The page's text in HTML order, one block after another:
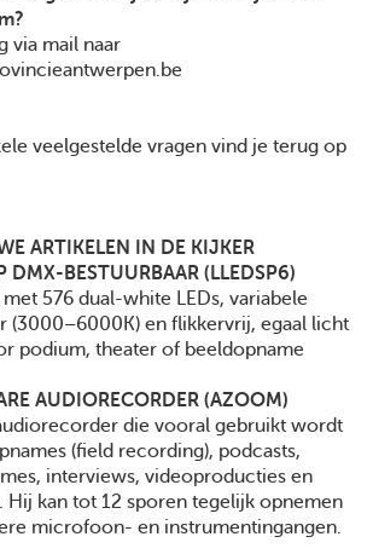
via mail naar
veelgestelde vragen vind je terug op
ARTIKELEN IN DE KIJKER
DMX-BESTUURBAAR (LLEDSP6)
met 576 dual-white LEDs, variabele
(3000–6000K) en flikkervrij, egaal licht
podium, theater of beeldopname
AUDIORECORDER (AZOOM)
die vooral gebruikt wordt
(field recording), podcasts,
interviews, videoproducties en
Hij kan tot 12 sporen tegelijk opnemen
microfoon- en instrumentingangen.
Pers
Toegankelijkheidsverklaring
© 2014 Provincie Antwerpen
Over deze website